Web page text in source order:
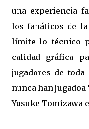
una experiencia
los fanáticos de
límite lo técnico
calidad gráfica
jugadores de
nunca han
Yusuke Tomizawa